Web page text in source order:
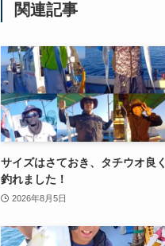
関連記事
サイズはさておき、タチウオ良く
釣れました！
2026年8月5日